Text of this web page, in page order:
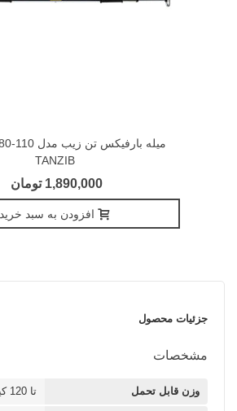
TANZIB
1,890,000 تومان
افزودن به سبد خرید
جزئیات محصول
مشخصات
وزن قابل تحمل تا 120 کیلو